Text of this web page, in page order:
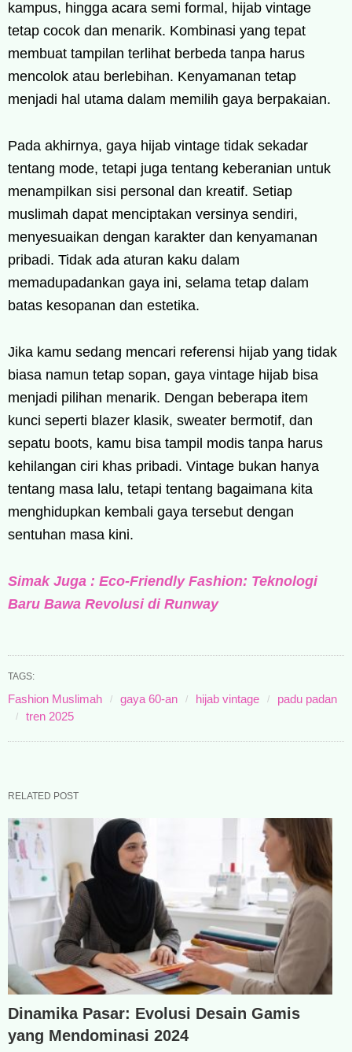
kampus, hingga acara semi formal, hijab vintage
tetap cocok dan menarik. Kombinasi yang tepat
membuat tampilan terlihat berbeda tanpa harus
mencolok atau berlebihan. Kenyamanan tetap
menjadi hal utama dalam memilih gaya berpakaian.
Pada akhirnya, gaya hijab vintage tidak sekadar
tentang mode, tetapi juga tentang keberanian untuk
menampilkan sisi personal dan kreatif. Setiap
muslimah dapat menciptakan versinya sendiri,
menyesuaikan dengan karakter dan kenyamanan
pribadi. Tidak ada aturan kaku dalam
memadupadankan gaya ini, selama tetap dalam
batas kesopanan dan estetika.
Jika kamu sedang mencari referensi hijab yang tidak
biasa namun tetap sopan, gaya vintage hijab bisa
menjadi pilihan menarik. Dengan beberapa item
kunci seperti blazer klasik, sweater bermotif, dan
sepatu boots, kamu bisa tampil modis tanpa harus
kehilangan ciri khas pribadi. Vintage bukan hanya
tentang masa lalu, tetapi tentang bagaimana kita
menghidupkan kembali gaya tersebut dengan
sentuhan masa kini.
Simak Juga : Eco-Friendly Fashion: Teknologi
Baru Bawa Revolusi di Runway
TAGS:
Fashion Muslimah gaya 60-an hijab vintage
padu padan
tren 2025
RELATED POST
Dinamika Pasar: Evolusi Desain Gamis
yang Mendominasi 2024